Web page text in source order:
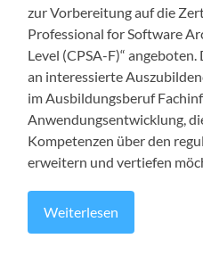
zur Vorbereitung auf die
Professional for Software
Level (CPSA-F)“
an interessierte
im Ausbildungsberuf
Anwendungsentwicklung,
Kompetenzen über den
erweitern und vertiefen
Weiterlesen